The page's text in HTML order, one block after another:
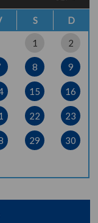
S D
1 2
8 9
15 16
22 23
29
30